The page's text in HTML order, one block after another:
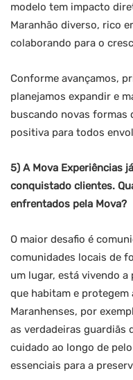
modelo tem impacto
Maranhão diverso, rico
colaborando para o
Conforme avançamos,
planejamos expandir e
buscando novas
positiva para todos
5) A Mova Experiências
conquistado clientes.
enfrentados pela Mova?
O maior desafio é
comunidades locais de
um lugar, está vivendo
que habitam e protegem
Maranhenses, por
as verdadeiras guardiãs
cuidado ao longo de
essenciais para a